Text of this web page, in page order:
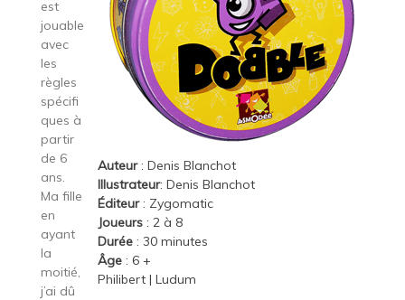
Auteur: Denis Blanchot
Illustrateur: Denis Blanchot
Éditeur: Zygomatic
Joueurs: 2 à 8
Durée: 30 minutes
Âge: 6 +
Philibert |Ludum
est
jouable
avec
les
règles
spécifi
ques à
partir
de 6
ans.
Ma fille
en
ayant
la
moitié,
j’ai dû